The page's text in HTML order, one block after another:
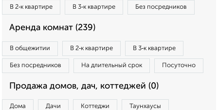
В 2‑к квартире В 3‑к квартире Без посредников
Аренда комнат (239)
В общежитии В 2‑к квартире В 3‑к квартире
Без посредников На длительный срок Посуточно
Продажа домов, дач, коттеджей (0)
Дома Дачи Коттеджи Таунхаусы